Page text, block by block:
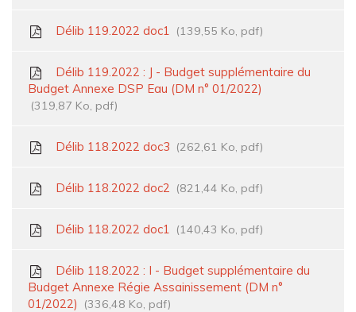
Délib 119.2022 doc1 139,55 Ko, pdf
Délib 119.2022 : J - Budget supplémentaire du
Budget Annexe DSP Eau (DM n° 01/2022)
319,87 Ko, pdf
Délib 118.2022 doc3 262,61 Ko, pdf
Délib 118.2022 doc2 821,44 Ko, pdf
Délib 118.2022 doc1 140,43 Ko, pdf
Délib 118.2022 : I - Budget supplémentaire du
Budget Annexe Régie Assainissement (DM n°
01/2022)
336,48 Ko, pdf